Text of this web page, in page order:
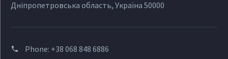
Дніпропетровська область, Україна 50000
Phone: +38 068 848 6886